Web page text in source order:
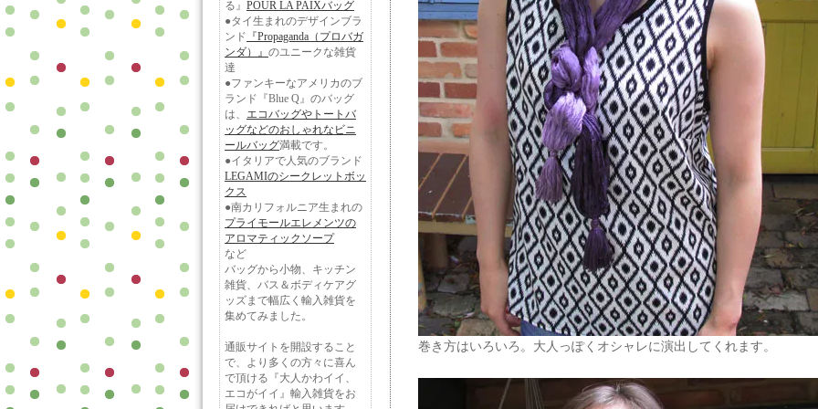
巻き方はいろいろ。大人っぽくオシャレに演出してくれます。
る』 POUR LA PAIXバッグ
●タイ生まれのデザインブラ
ンド 『Propaganda（プロバガ
ンダ）』 のユニークな雑貨
達
●ファンキーなアメリカのブ
ランド『Blue Q』のバッグ
は、 エコバッグやトートバ
ッグなどのおしゃれなビニ
ールバッグ満載です。
●イタリアで人気のブランド
LEGAMIのシークレットボッ
クス
●南カリフォルニア生まれの
プライモールエレメンツの
アロマティックソープ
など
バッグから小物、キッチン
雑貨、バス＆ボディケアグ
ッズまで幅広く輸入雑貨を
集めてみました。
通販サイトを開設すること
で、より多くの方々に喜ん
で頂ける『大人かわイイ、
エコがイイ』輸入雑貨をお